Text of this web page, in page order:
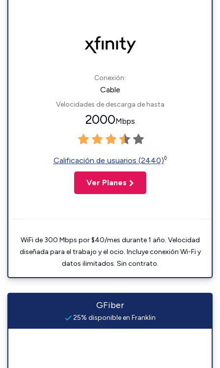
Conexión:
Cable
Velocidades de descarga de hasta
2000Mbps
Calificación de usuarios (2440)◊
Ver Planes
WiFi de 300 Mbps por $40/mes durante 1 año. Velocidad
diseñada para el trabajo y el ocio. Incluye conexión Wi-Fi y
datos ilimitados. Sin contrato.
GFiber
25% disponible en Franklin